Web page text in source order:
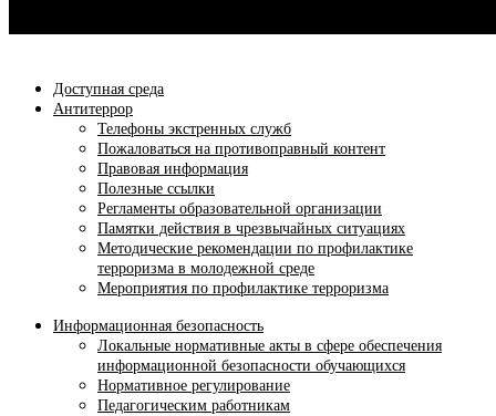
Доступная среда
Антитеррор
Телефоны экстренных служб
Пожаловаться на противоправный контент
Правовая информация
Полезные ссылки
Регламенты образовательной организации
Памятки действия в чрезвычайных ситуациях
Методические рекомендации по профилактике
терроризма в молодежной среде
Мероприятия по профилактике терроризма
Информационная безопасность
Локальные нормативные акты в сфере обеспечения
информационной безопасности обучающихся
Нормативное регулирование
Педагогическим работникам